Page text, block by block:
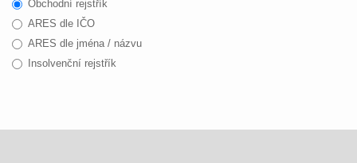
Obchodní rejstřík
ARES dle IČO
ARES dle jména / názvu
Insolvenční rejstřík